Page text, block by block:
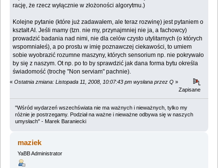
rację, że rzecz wyłącznie w złożoności algorytmu.)
Kolejne pytanie (które już zadawałem, ale teraz rozwinę) jest pytaniem o
kształt AI. Jeśli mamy (tzn. nie my, przynajmniej nie ja, a fachowcy)
prowadzić badania nad nimi, nie dla celów czysto utylitarnych (o których
wspomniałeś), a po prostu w imię poznawczej ciekawości, to umiem
sobie wyobrazić rozumne maszyny, których sensorium np. nie pokrywało
by się z naszym. Ot np. po to by sprawdzić jak dana forma bytu określa
świadomość (trochę "Non serviam" pachnie).
« Ostatnia zmiana: Listopada 11, 2008, 10:07:43 pm wysłana przez Q »
Zapisane
"Wśród wydarzeń wszechświata nie ma ważnych i nieważnych, tylko my
różnie je postrzegamy. Podział na ważne i nieważne odbywa się w naszych
umysłach" - Marek Baraniecki
maziek
YaBB Administrator